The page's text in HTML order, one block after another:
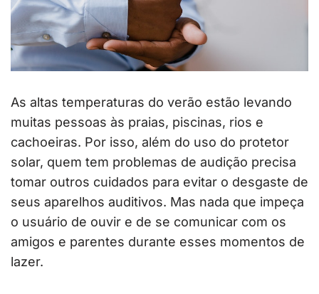
As altas temperaturas do verão estão levando
muitas pessoas às praias, piscinas, rios e
cachoeiras. Por isso, além do uso do protetor
solar, quem tem problemas de audição precisa
tomar outros cuidados para evitar o desgaste de
seus aparelhos auditivos. Mas nada que impeça
o usuário de ouvir e de se comunicar com os
amigos e parentes durante esses momentos de
lazer.